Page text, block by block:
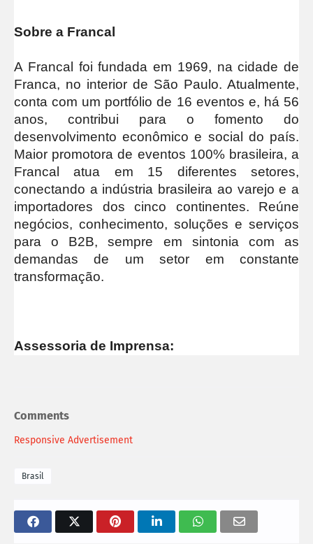
Sobre a Francal
A Francal foi fundada em 1969, na cidade de
Franca, no interior de São Paulo. Atualmente,
conta com um portfólio de 16 eventos e, há 56
anos, contribui para o fomento do
desenvolvimento econômico e social do país.
Maior promotora de eventos 100% brasileira, a
Francal atua em 15 diferentes setores,
conectando a indústria brasileira ao varejo e a
importadores dos cinco continentes. Reúne
negócios, conhecimento, soluções e serviços
para o B2B, sempre em sintonia com as
demandas de um setor em constante
transformação.
Assessoria de Imprensa:
Comments
Responsive Advertisement
Brasil